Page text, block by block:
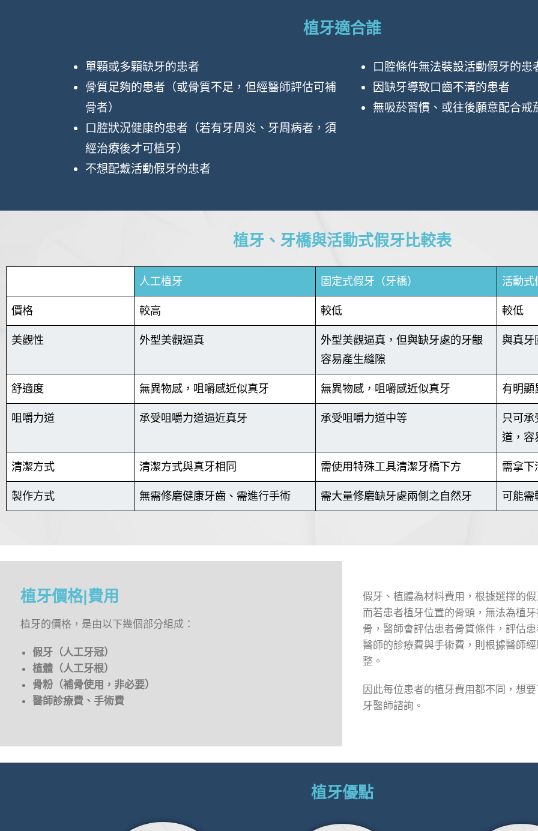
植牙適合誰
單顆或多顆缺牙的患者
骨質足夠的患者（或骨質不足，但經醫師評估可補
骨者）
口腔狀況健康的患者（若有牙周炎、牙周病者，須
經治療後才可植牙）
不想配戴活動假牙的患者
口腔條件無法裝設活動假牙的患
因缺牙導致口齒不清的患者
無吸菸習慣、或往後願意配合戒
植牙、牙橋與活動式假牙比較表
人工植牙 固定式假牙（牙橋） 活動式
價格 較高 較低 較低
美觀性 外型美觀逼真
外型美觀逼真，但與缺牙處的牙齦
容易產生縫隙
與真牙
舒適度 無異物感，咀嚼感近似真牙 無異物感，咀嚼感近似真牙 有明顯
咀嚼力道 承受咀嚼力道逼近真牙 承受咀嚼力道中等
只可
道，容
清潔方式 清潔方式與真牙相同 需使用特殊工具清潔牙橋下方 需拿下
製作方式 無需修磨健康牙齒、需進行手術 需大量修磨缺牙處兩側之自然牙 可能需
植牙價格|費用
植牙的價格，是由以下幾個部分組成：
假牙（人工牙冠）
植體（人工牙根）
骨粉（補骨使用，非必要）
醫師診療費、手術費
假牙、植體為材料費用，根據選擇的
而若患者植牙位置的骨頭，無法為植
骨，醫師會評估患者骨質條件，評估
醫師的診療費與手術費，則根據醫師
整。
因此每位患者的植牙費用都不同，想
牙醫師諮詢。
植牙優點